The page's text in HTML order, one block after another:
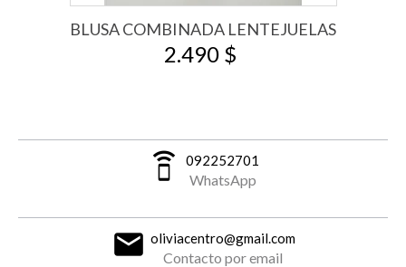
BLUSA COMBINADA LENTEJUELAS
2.490 $
speaker_phone 092252701
WhatsApp
email oliviacentro@gmail.com
Contacto por email